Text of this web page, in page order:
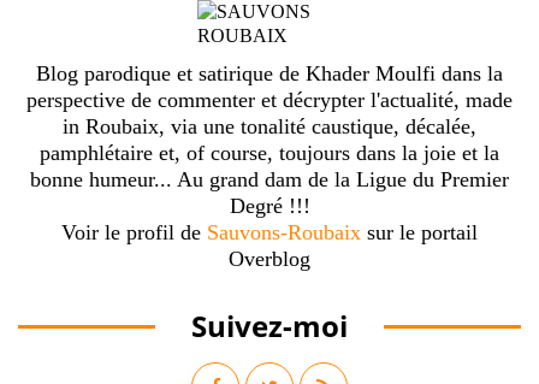
Blog parodique et satirique de Khader Moulfi dans la
perspective de commenter et décrypter l'actualité, made
in Roubaix, via une tonalité caustique, décalée,
pamphlétaire et, of course, toujours dans la joie et la
bonne humeur... Au grand dam de la Ligue du Premier
Degré !!!
Voir le profil de Sauvons-Roubaix sur le portail
Overblog
Suivez-moi